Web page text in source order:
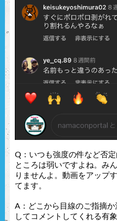
Q：いつも強度の件など否
ところは弱いですよね。み
りませんよ。動画をアップ
てます。
A：どこから目線のご指摘
してコメントしてくれる有